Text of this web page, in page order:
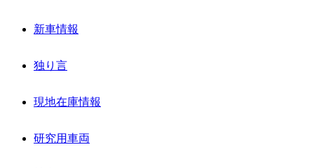
新車情報
独り言
現地在庫情報
研究用車両